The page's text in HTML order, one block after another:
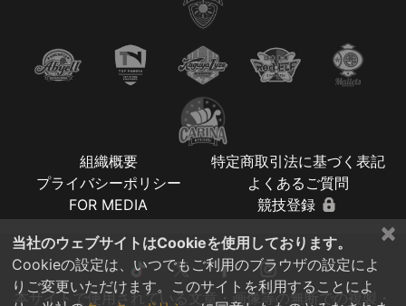
組織概要
特定商取引法に基づく表記
プライバシーポリシー
よくあるご質問
FOR MEDIA
競技登録
本サイトで使用されている文章・画像等の無断での複製・
×
当社のウェブサイトはCookieを使用しております。
Cookieの設定は、いつでもご利用のブラウザの設定によ
りご変更いただけます。このサイトを利用することによ